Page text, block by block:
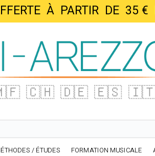
À PARTIR DE 35
🇨🇭 🇩🇪 🇪🇸
/ ÉTUDES FORMATION MUSICALE